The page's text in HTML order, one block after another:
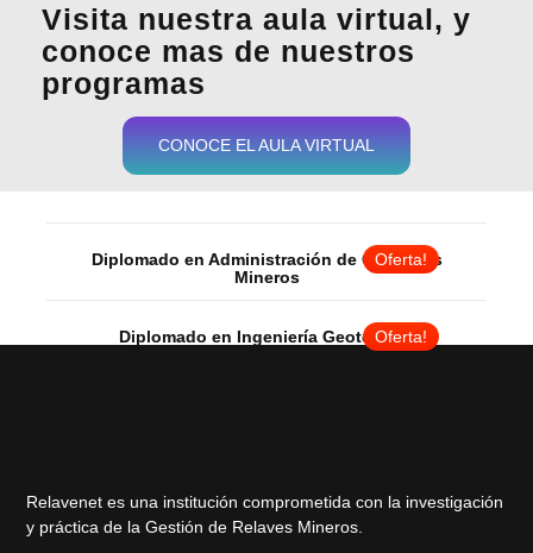
Visita nuestra aula virtual, y
conoce mas de nuestros
programas
CONOCE EL AULA VIRTUAL
Oferta!
Diplomado en Administración de Contratos
Mineros
Oferta!
Diplomado en Ingeniería Geotécnica
Relavenet es una institución comprometida con la investigación
y práctica de la Gestión de Relaves Mineros.